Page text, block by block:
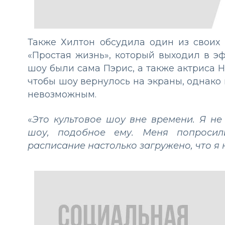
Также Хилтон обсудила один из
«Простая жизнь», который выходил в
шоу были сама Пэрис, а также актриса
чтобы шоу вернулось на экраны,
невозможным.
«Это культовое шоу вне времени. Я
шоу, подобное ему. Меня
расписание настолько загружено, что